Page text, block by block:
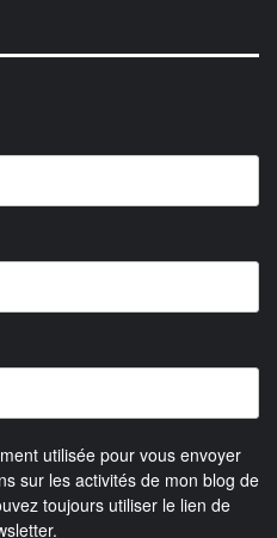
utilisée pour vous envoyer
sur les activités de mon blog de
toujours utiliser le lien de